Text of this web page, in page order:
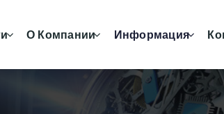
О Компании Информация